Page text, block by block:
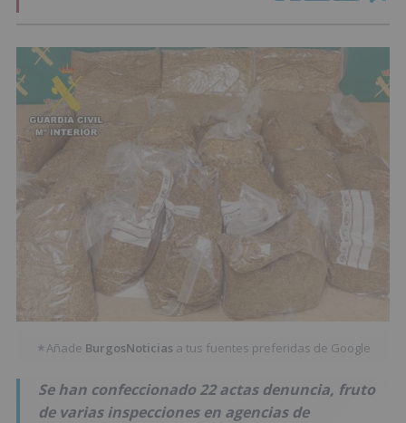
★Añade BurgosNoticias a tus fuentes preferidas de Google
Se han confeccionado 22 actas denuncia, fruto
de varias inspecciones en agencias de